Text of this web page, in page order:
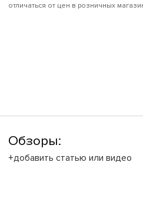
отличаться от цен в розничных
Обзоры:
+добавить статью или видео